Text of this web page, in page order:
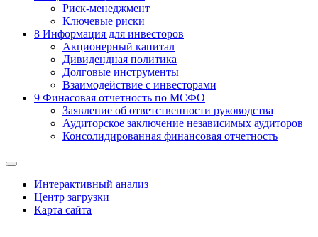
Риск-менеджмент
Ключевые риски
8 Информация для инвесторов
Акционерный капитал
Дивидендная политика
Долговые инструменты
Взаимодействие с инвеcторами
9 Финасовая отчетность по МСФО
Заявление об ответственности руководства
Аудиторское заключение независимых аудиторов
Консолидированная финансовая отчетность
Интерактивный анализ
Центр загрузки
Карта сайта